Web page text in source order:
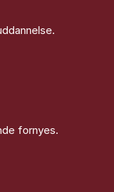
fornyes.